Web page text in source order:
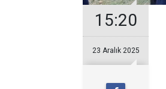
15:20
23 Aralık 2025